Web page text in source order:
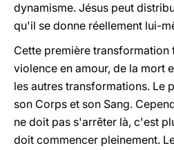
dynamisme. Jésus peut
qu'il se donne réellement lui-
Cette première transformation
violence en amour, de la mort
les autres transformations. Le
son Corps et son Sang.
ne doit pas s'arrêter là, c'est
doit commencer pleinement.